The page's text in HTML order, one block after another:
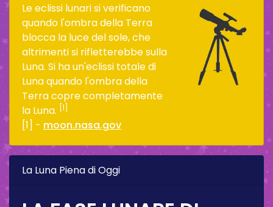
Le eclissi lunari si verificano
quando l'ombra della Terra
blocca la luce del sole, che
altrimenti si rifletterebbe sulla
Luna. Si ha un'eclissi totale di
Luna quando l'ombra della
Terra copre completamente
la Luna. [1]
[1] - moon.nasa.gov
La Luna Piena di Oggi